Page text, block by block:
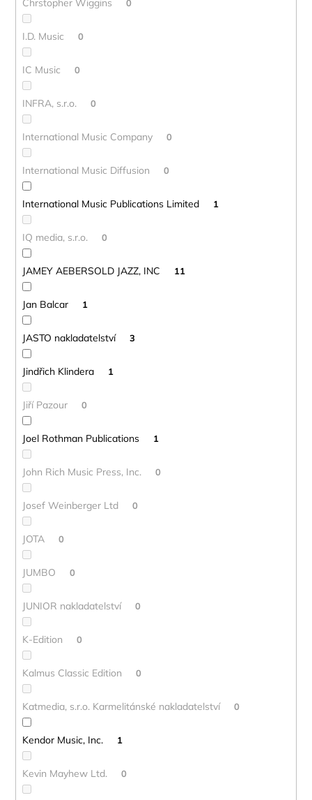
Chrstopher Wiggins 0
I.D. Music 0
IC Music 0
INFRA, s.r.o. 0
International Music Company 0
International Music Diffusion 0
International Music Publications Limited 1
IQ media, s.r.o. 0
JAMEY AEBERSOLD JAZZ, INC 11
Jan Balcar 1
JASTO nakladatelství 3
Jindřich Klindera 1
Jiří Pazour 0
Joel Rothman Publications 1
John Rich Music Press, Inc. 0
Josef Weinberger Ltd 0
JOTA 0
JUMBO 0
JUNIOR nakladatelství 0
K-Edition 0
Kalmus Classic Edition 0
Katmedia, s.r.o. Karmelitánské nakladatelství 0
Kendor Music, Inc. 1
Kevin Mayhew Ltd. 0